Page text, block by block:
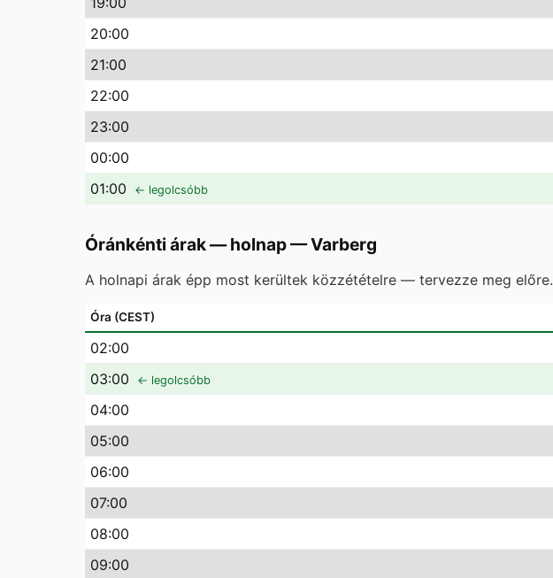
20:00
21:00
22:00
23:00
00:00
01:00 ← legolcsóbb
Óránkénti árak — holnap—Varberg
A holnapi árak épp most kerültek közzétételre — tervezze meg előre.
Óra (CEST)
02:00
03:00 ← legolcsóbb
04:00
05:00
06:00
07:00
08:00
09:00